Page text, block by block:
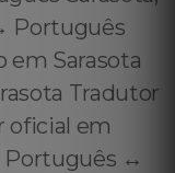
Português
em Sarasota
Tradutor
oficial em
Português ↔️